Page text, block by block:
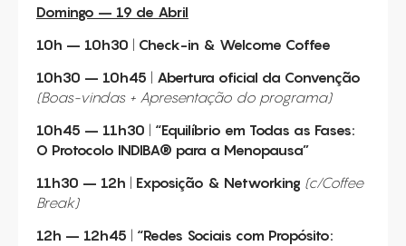
Domingo – 19 de Abril
10h – 10h30
Check-in & Welcome Coffee
10h30 – 10h45
Abertura oficial da Convenção
(Boas-vindas + Apresentação do programa)
10h45 – 11h30
“Equilíbrio em Todas as Fases:
O Protocolo INDIBA® para a Menopausa”
11h30 – 12h
Exposição & Networking (c/Coffee
Break)
12h – 12h45
“Redes Sociais com Propósito: